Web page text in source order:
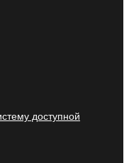
доступной